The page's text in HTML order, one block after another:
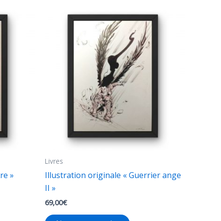
»
Livres
Illustration originale « Guerrier ange
II »
69,00€